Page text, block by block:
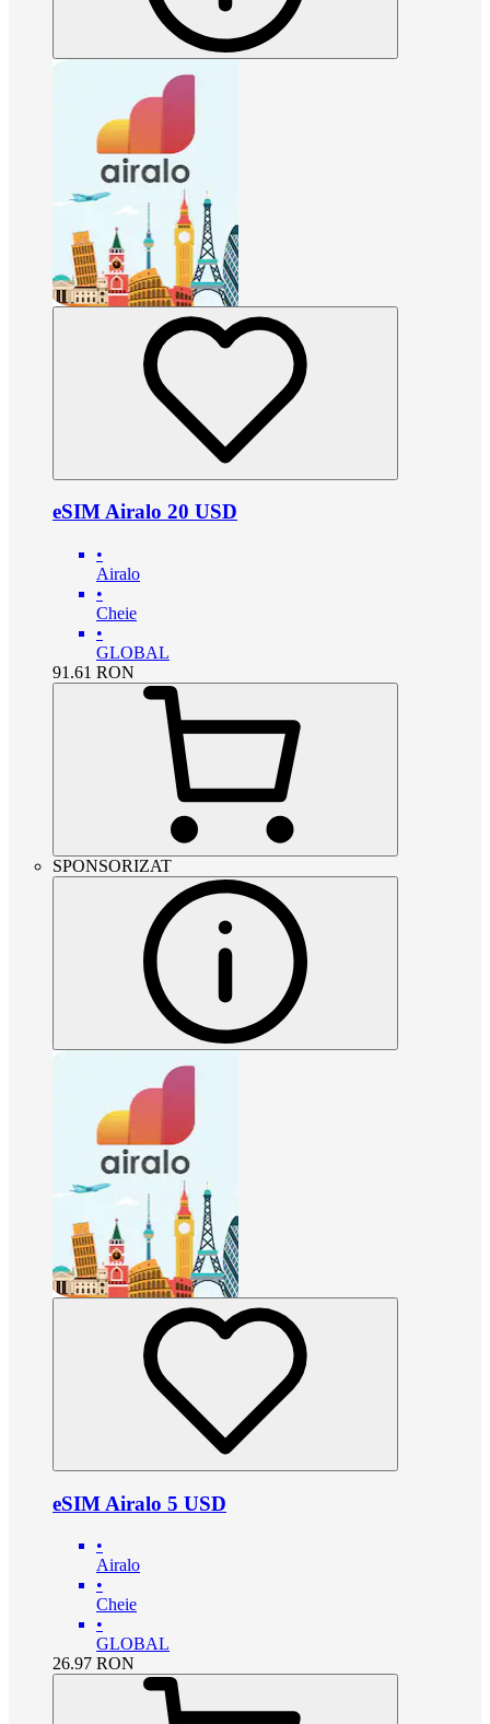
eSIM Airalo 20 USD
•
Airalo
•
Cheie
•
GLOBAL
91.61 RON
SPONSORIZAT
eSIM Airalo 5 USD
•
Airalo
•
Cheie
•
GLOBAL
26.97 RON